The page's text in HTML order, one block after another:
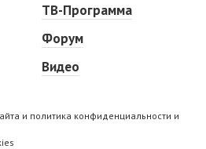
ТВ-Программа
Форум
Видео
и политика конфиденциальности и